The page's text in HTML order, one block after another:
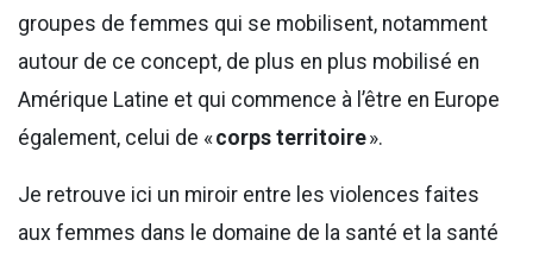
groupes de femmes qui se mobilisent, notamment
autour de ce concept, de plus en plus mobilisé en
Amérique Latine et qui commence à l’être en Europe
également, celui de «corps territoire».
Je retrouve ici un miroir entre les violences faites
aux femmes dans le domaine de la santé et la santé